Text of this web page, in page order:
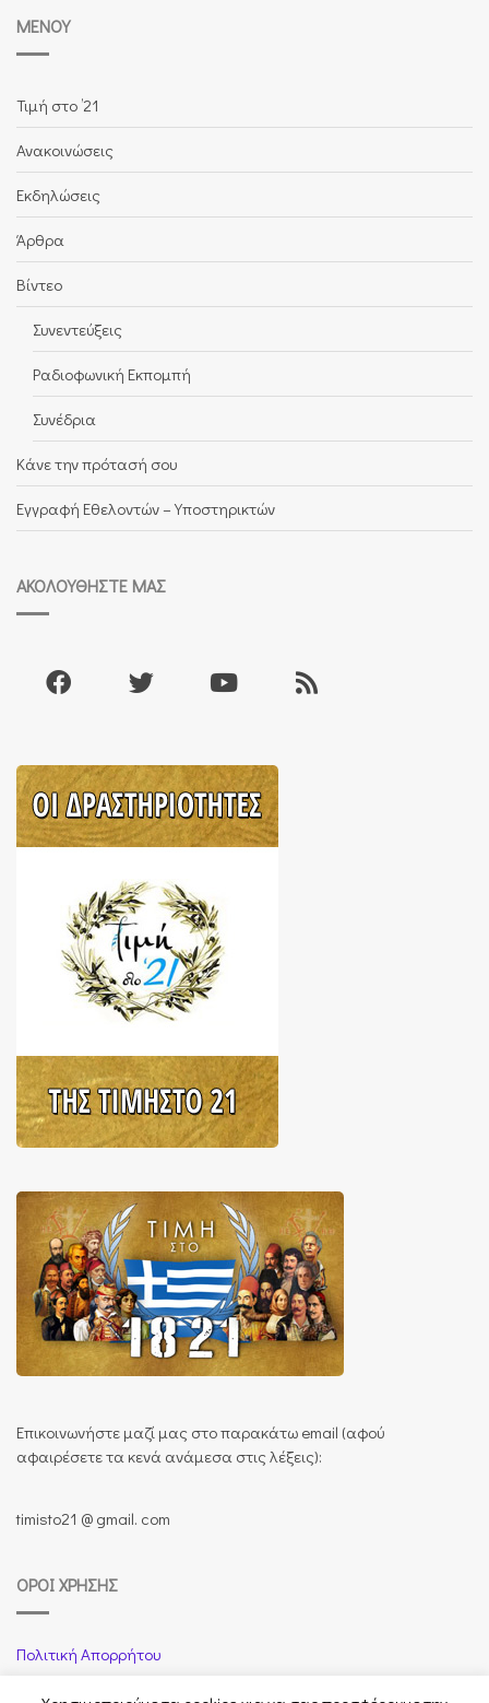
ΜΕΝΟΎ
Τιμή στο ’21
Ανακοινώσεις
Εκδηλώσεις
Άρθρα
Βίντεο
Συνεντεύξεις
Ραδιοφωνική Εκπομπή
Συνέδρια
Κάνε την πρότασή σου
Εγγραφή Εθελοντών – Υποστηρικτών
ΑΚΟΛΟΥΘΉΣΤΕ ΜΑΣ
Επικοινωνήστε μαζί μας στο παρακάτω email (αφού
αφαιρέσετε τα κενά ανάμεσα στις λέξεις):
timisto21 @ gmail. com
ΌΡΟΙ ΧΡΉΣΗΣ
Πολιτική Απορρήτου